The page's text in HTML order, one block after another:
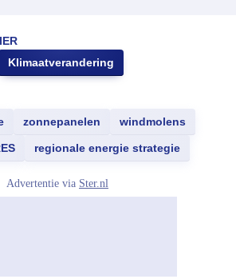
Klimaatverandering
zonnepanelen windmolens
regionale energie strategie
Advertentie via Ster.nl